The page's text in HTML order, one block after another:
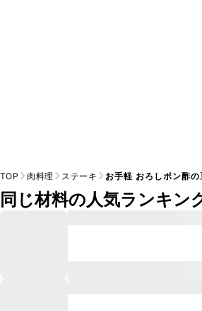
TOP 肉料理 ステーキ お手軽 おろしポン酢の
同じ材料の人気ランキン